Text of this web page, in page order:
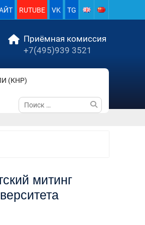
RUTUBE VK TG
Приёмная комиссия
+7(495)939 3521
(КНР)
Поиск
по:
митинг